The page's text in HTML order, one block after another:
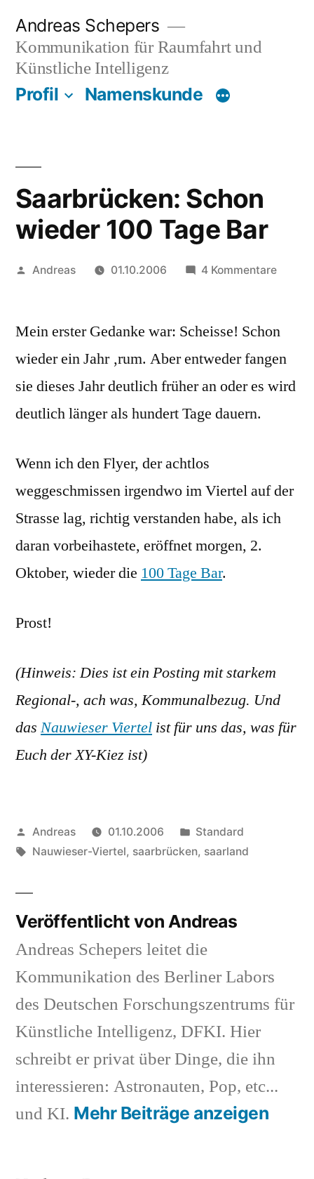
Inhalt
springen
Andreas Schepers
Kommunikation für Raumfahrt und
Künstliche Intelligenz
Profil Namenskunde
Saarbrücken: Schon
wieder 100 Tage Bar
Veröffentlicht
Andreas 01.10.2006 4 Kommentarezu
wieder
Tage
Bar
Mein erster Gedanke war: Scheisse! Schon
wieder ein Jahr ‚rum. Aber entweder fangen
sie dieses Jahr deutlich früher an oder es wird
deutlich länger als hundert Tage dauern.
Wenn ich den Flyer, der achtlos
weggeschmissen irgendwo im Viertel auf der
Strasse lag, richtig verstanden habe, als ich
daran vorbeihastete, eröffnet morgen, 2.
Oktober, wieder die 100 Tage Bar.
Prost!
(Hinweis: Dies ist ein Posting mit starkem
Regional-, ach was, Kommunalbezug. Und
das Nauwieser Viertel ist für uns das, was für
Euch der XY-Kiez ist)
Veröffentlicht
von
Andreas 01.10.2006
Veröffentlicht
in
Standard
Schlagwörter:
Nauwieser-Viertel, saarbrücken, saarland
Veröffentlicht von Andreas
Andreas Schepers leitet die
Kommunikation des Berliner Labors
des Deutschen Forschungszentrums für
Künstliche Intelligenz, DFKI. Hier
schreibt er privat über Dinge, die ihn
interessieren: Astronauten, Pop, etc...
und KI. Mehr Beiträge anzeigen